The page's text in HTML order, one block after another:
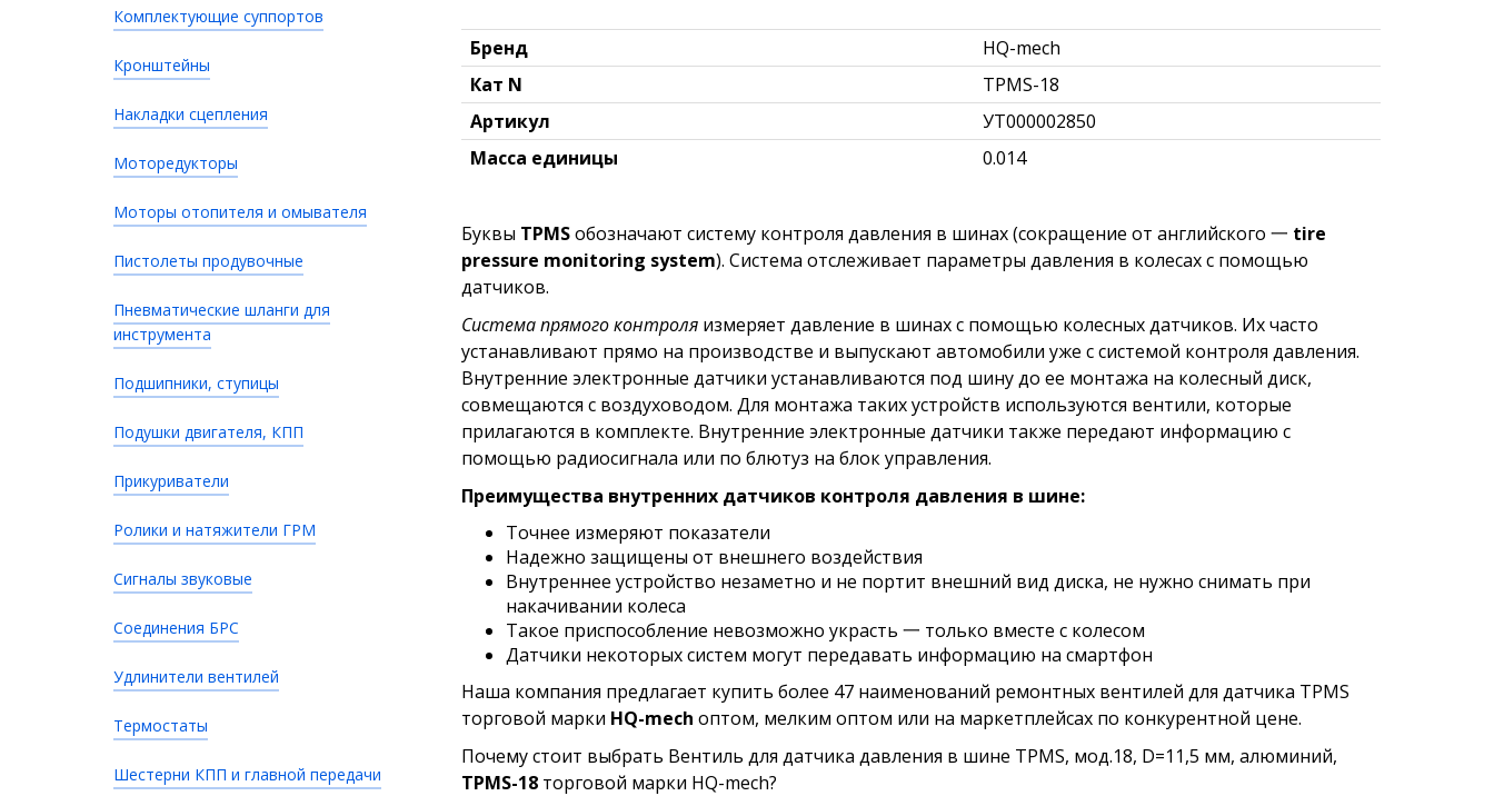
Комплектующие суппортов
Кронштейны
Накладки сцепления
Моторедукторы
Моторы отопителя и омывателя
Пистолеты продувочные
Пневматические шланги для
инструмента
Подшипники, ступицы
Подушки двигателя, КПП
Прикуриватели
Ролики и натяжители ГРМ
Сигналы звуковые
Соединения БРС
Удлинители вентилей
Термостаты
Шестерни КПП и главной передачи
Бренд
HQ-mech
Кат N
TPMS-18
Артикул
УТ000002850
Масса единицы
0.014
Буквы TPMSобозначают систему контроля давления в шинах (сокращение от английского 一 tire
pressure monitoring system). Система отслеживает параметры давления в колесах с помощью
датчиков.
Система прямого контроляизмеряет давление в шинах с помощью колесных датчиков. Их часто
устанавливают прямо на производстве и выпускают автомобили уже с системой контроля давления.
Внутренние электронные датчики устанавливаются под шину до ее монтажа на колесный диск,
совмещаются с воздуховодом. Для монтажа таких устройств используются вентили, которые
прилагаются в комплекте. Внутренние электронные датчики также передают информацию с
помощью радиосигнала или по блютуз на блок управления.
Преимущества внутренних датчиков контроля давления в шине:
Точнее измеряют показатели
Надежно защищены от внешнего воздействия
Внутреннее устройство незаметно и не портит внешний вид диска, не нужно снимать при
накачивании колеса
Такое приспособление невозможно украсть 一 только вместе с колесом
Датчики некоторых систем могут передавать информацию на смартфон
Наша компания предлагает купить более 47 наименований ремонтных вентилей для датчика TPMS
торговой марки HQ-mech оптом, мелким оптом или на маркетплейсах по конкурентной цене.
Почему стоит выбрать Вентиль для датчика давления в шине TPMS, мод.18, D=11,5 мм, алюминий,
TPMS-18торговой марки HQ-mech?